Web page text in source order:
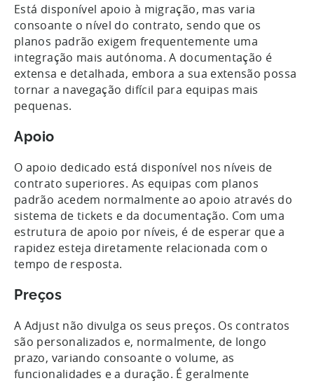
Está disponível apoio à migração, mas varia
consoante o nível do contrato, sendo que os
planos padrão exigem frequentemente uma
integração mais autónoma. A documentação é
extensa e detalhada, embora a sua extensão possa
tornar a navegação difícil para equipas mais
pequenas.
Apoio
O apoio dedicado está disponível nos níveis de
contrato superiores. As equipas com planos
padrão acedem normalmente ao apoio através do
sistema de tickets e da documentação. Com uma
estrutura de apoio por níveis, é de esperar que a
rapidez esteja diretamente relacionada com o
tempo de resposta.
Preços
A Adjust não divulga os seus preços. Os contratos
são personalizados e, normalmente, de longo
prazo, variando consoante o volume, as
funcionalidades e a duração. É geralmente